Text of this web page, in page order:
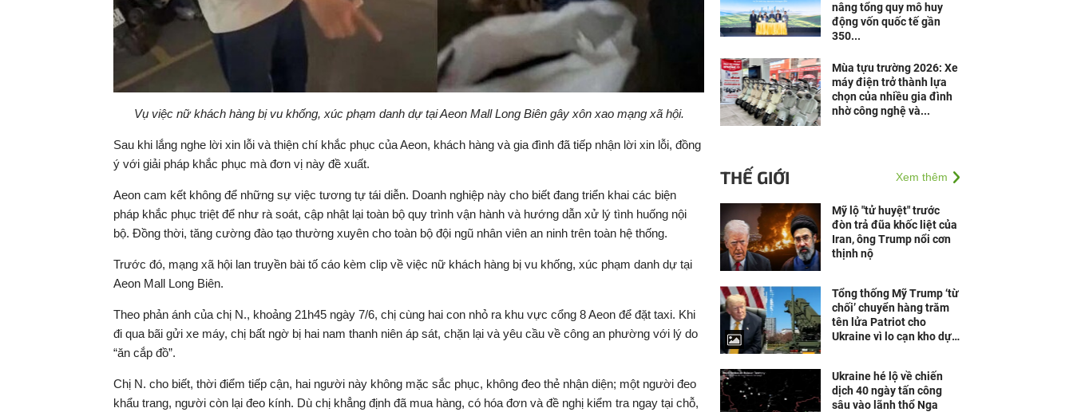
Vụ việc nữ khách hàng bị vu khống, xúc phạm danh dự tại Aeon Mall Long Biên gây xôn xao mạng xã hội.
Sau khi lắng nghe lời xin lỗi và thiện chí khắc phục của Aeon, khách hàng và gia đình đã tiếp nhận lời xin lỗi, đồng
ý với giải pháp khắc phục mà đơn vị này đề xuất.
Aeon cam kết không để những sự việc tương tự tái diễn. Doanh nghiệp này cho biết đang triển khai các biện
pháp khắc phục triệt để như rà soát, cập nhật lại toàn bộ quy trình vận hành và hướng dẫn xử lý tình huống nội
bộ. Đồng thời, tăng cường đào tạo thường xuyên cho toàn bộ đội ngũ nhân viên an ninh trên toàn hệ thống.
Trước đó, mạng xã hội lan truyền bài tố cáo kèm clip về việc nữ khách hàng bị vu khống, xúc phạm danh dự tại
Aeon Mall Long Biên.
Theo phản ánh của chị N., khoảng 21h45 ngày 7/6, chị cùng hai con nhỏ ra khu vực cổng 8 Aeon để đặt taxi. Khi
đi qua bãi gửi xe máy, chị bất ngờ bị hai nam thanh niên áp sát, chặn lại và yêu cầu về công an phường với lý do
“ăn cắp đồ”.
Chị N. cho biết, thời điểm tiếp cận, hai người này không mặc sắc phục, không đeo thẻ nhận diện; một người đeo
khẩu trang, người còn lại đeo kính. Dù chị khẳng định đã mua hàng, có hóa đơn và đề nghị kiểm tra ngay tại chỗ,
nâng tổng quy mô huy
động vốn quốc tế gần
350...
Mùa tựu trường 2026: Xe
máy điện trở thành lựa
chọn của nhiều gia đình
nhờ công nghệ và...
THẾ GIỚI Xem thêm
Mỹ lộ "tử huyệt" trước
đòn trả đũa khốc liệt của
Iran, ông Trump nổi cơn
thịnh nộ
Tổng thống Mỹ Trump ‘từ
chối’ chuyển hàng trăm
tên lửa Patriot cho
Ukraine vì lo cạn kho dự
Ukraine hé lộ về chiến
dịch 40 ngày tấn công
sâu vào lãnh thổ Nga